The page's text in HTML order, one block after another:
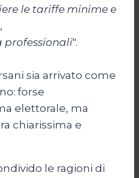
le tariffe minime e
professionali".
sia arrivato come
forse
elettorale, ma
chiarissima e
le ragioni di